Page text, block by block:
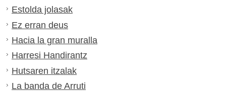
Estolda jolasak
Ez erran deus
Hacia la gran muralla
Harresi Handirantz
Hutsaren itzalak
La banda de Arruti